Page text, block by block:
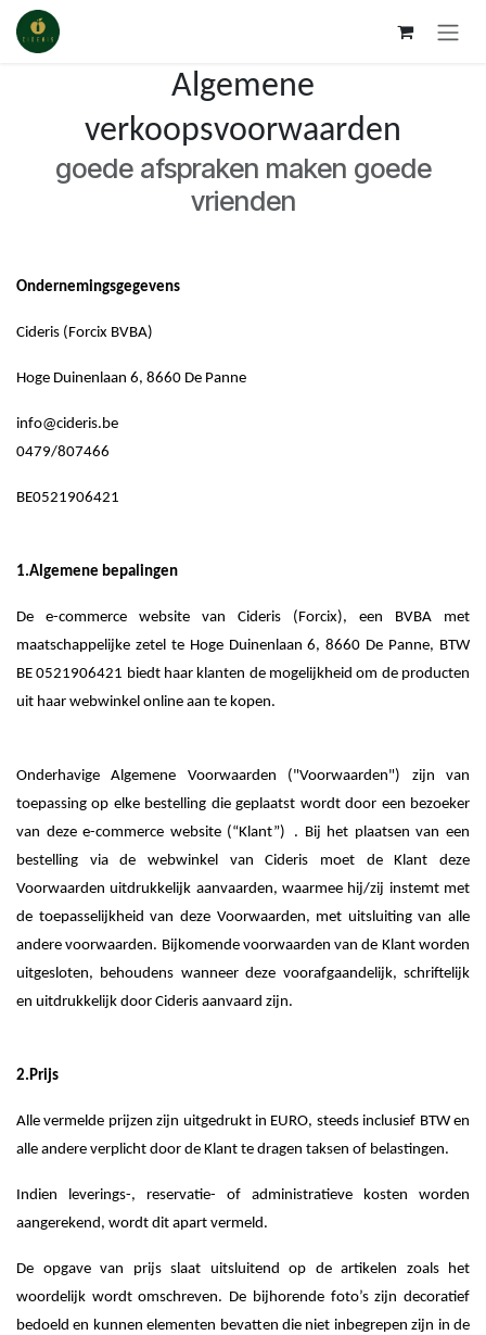
Se rendre au contenu
Algemene
verkoopsvoorwaarden
goede afspraken maken goede
vrienden
Ondernemingsgegevens
Cideris (Forcix BVBA)
Hoge Duinenlaan 6, 8660 De Panne
info@cideris.be
0479/807466
BE0521906421
1.Algemene bepalingen
De e-commerce website van Cideris (Forcix), een BVBA met
maatschappelijke zetel te Hoge Duinenlaan 6, 8660 De Panne, BTW
BE 0521906421 biedt haar klanten de mogelijkheid om de producten
uit haar webwinkel online aan te kopen.
Onderhavige Algemene Voorwaarden ("Voorwaarden") zijn van
toepassing op elke bestelling die geplaatst wordt door een bezoeker
van deze e-commerce website (“Klant”)
. Bij het plaatsen van een
bestelling via de webwinkel van Cideris moet de Klant deze
Voorwaarden uitdrukkelijk aanvaarden, waarmee hij/zij instemt met
de toepasselijkheid van deze Voorwaarden, met uitsluiting van alle
andere voorwaarden. Bijkomende voorwaarden van de Klant worden
uitgesloten, behoudens wanneer deze voorafgaandelijk, schriftelijk
en uitdrukkelijk door Cideris aanvaard zijn.
2.Prijs
Alle vermelde prijzen zijn uitgedrukt in EURO, steeds inclusief BTW en
alle andere verplicht door de Klant te dragen taksen of belastingen.
Indien leverings-, reservatie- of administratieve kosten worden
aangerekend, wordt dit apart vermeld.
De opgave van prijs slaat uitsluitend op de artikelen zoals het
woordelijk wordt omschreven. De bijhorende foto’s zijn decoratief
bedoeld en kunnen elementen bevatten die niet inbegrepen zijn in de